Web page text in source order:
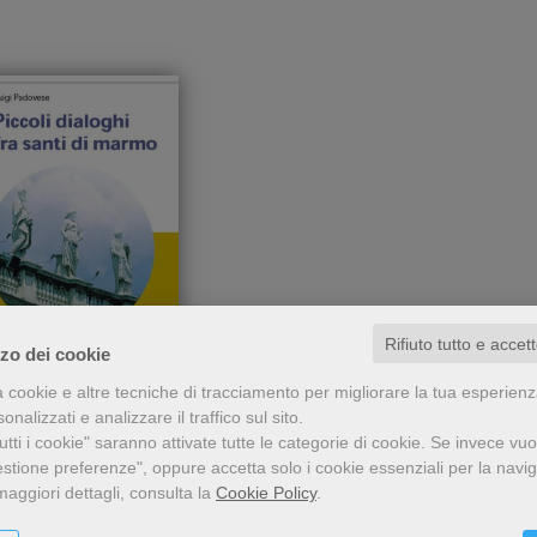
dei cookie
Rifiuto tutto e
cookie e altre tecniche di tracciamento per migliorare la tua
e analizzare il traffico sul sito.
i cookie" saranno attivate tutte le categorie di cookie. Se invece
preferenze", oppure accetta solo i cookie essenziali per la
dettagli, consulta la Cookie Policy.
del colonnato di
Piazza San Pietro i 140
di marmo osservano le
vicende umane, le
parlano della
loro esperienza e, all'inizio
del nuovo millennio,
dialoghi fra santi
di marmo
Luigi Padovese